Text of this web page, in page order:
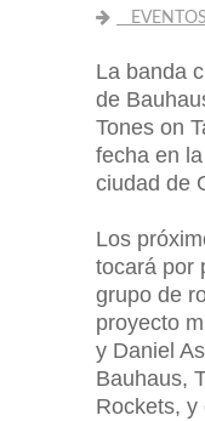
EVENTOS
La banda
de
Tones on
fecha en
ciudad de
Los
tocará por
grupo de
proyecto
y Daniel
Bauhaus,
Rockets, y